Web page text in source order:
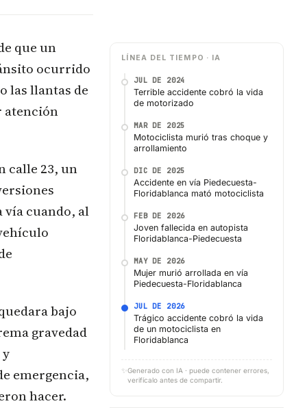
que un
ocurrido
las llantas de
atención
calle 23, un
cuando, al
bajo
gravedad
emergencia,
hacer.
LÍNEA DEL TIEMPO · IA
JUL DE 2024
Terrible accidente cobró la vida
de motorizado
MAR DE 2025
Motociclista murió tras choque y
arrollamiento
DIC DE 2025
Accidente en vía Piedecuesta-
Floridablanca mató motociclista
FEB DE 2026
Joven fallecida en autopista
Floridablanca-Piedecuesta
MAY DE 2026
Mujer murió arrollada en vía
Piedecuesta-Floridablanca
JUL DE 2026
Trágico accidente cobró la vida
de un motociclista en
Floridablanca
✨ Generado con IA · puede contener errores,
verifícalo antes de compartir.